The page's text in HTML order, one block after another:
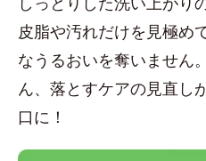
皮脂や汚れだけを見極め
なうるおいを奪いません
ん、落とすケアの見直し
口に！